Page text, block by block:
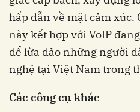
hấp dẫn về mặt cảm xúc.
này kết hợp với VoIP
để lừa đảo những người
nghệ tại Việt Nam trong
Các công cụ khác